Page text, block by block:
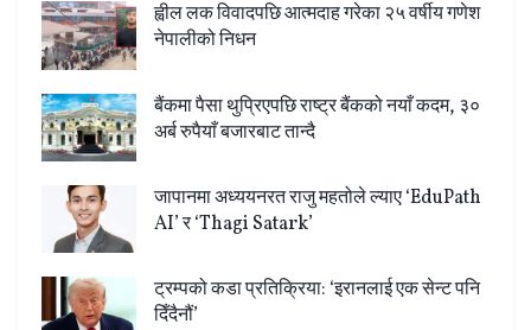
ह्वील लक विवादपछि आत्मदाह गरेका २५ वर्षीय गणेश
नेपालीको निधन
बैंकमा पैसा थुप्रिएपछि राष्ट्र बैंकको नयाँ कदम, ३०
अर्ब रुपैयाँ बजारबाट तान्दै
जापानमा अध्ययनरत राजु महतोले ल्याए ‘EduPath
AI’ र ‘Thagi Satark’
ट्रम्पको कडा प्रतिक्रिया: ‘इरानलाई एक सेन्ट पनि
दिँदैनौं’